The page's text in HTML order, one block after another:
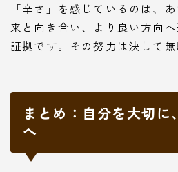
「辛さ」を感じているのは、
来と向き合い、より良い方向
証拠です。その努力は決して無
まとめ：自分を大切に
へ